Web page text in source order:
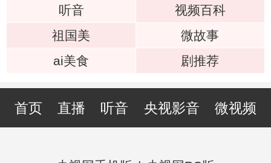
听音
视频百科
祖国美
微故事
ai美食
剧推荐
首页 直播 听音 央视影音 微视频